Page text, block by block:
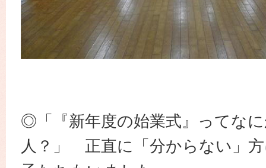
◎「『新年度の始業式』ってな
人？」 正直に「分からない」